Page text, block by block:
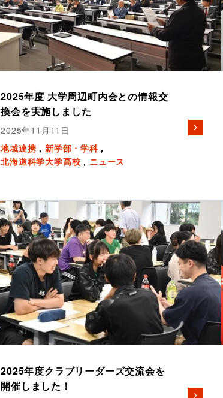
2025年度 大学周辺町内会との情報交
換会を実施しました
2025年11月11日
地域連携
新学部・学科
北海道科学大学高校
ニュース
2025年度クラブリーダーズ交流会を
開催しました！